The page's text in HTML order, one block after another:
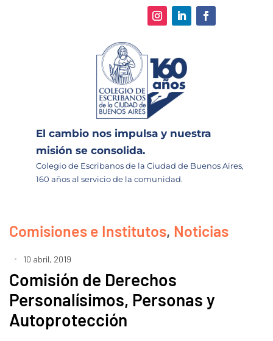
El cambio nos impulsa y nuestra
misión se consolida.
Colegio de Escribanos de la Ciudad de Buenos Aires,
160 años al servicio de la comunidad.
Comisiones e Institutos, Noticias
10 abril, 2019
Comisión de Derechos
Personalísimos, Personas y
Autoprotección